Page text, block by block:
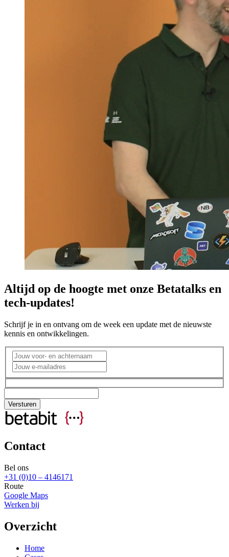
Altijd op de hoogte met onze Betatalks en
tech-updates!
Schrijf je in en ontvang om de week een update met de nieuwste
kennis en ontwikkelingen.
Contact
Bel ons
+31 (0)10 – 4146171
Route
Google Maps
Werken bij
Overzicht
Home